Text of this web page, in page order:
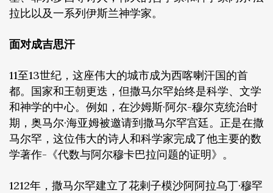
拉比以及一系列伊斯兰神学家。
面对成吉思汗
11至13世纪，这座伟大的城市成为西喀喇汗国的首
都。国家和王朝更迭，但撒马尔罕始终是科学、文学
和神学的中心。例如，在沙姆斯·阿尔-穆尔克统治时
期，奥马尔·海亚姆被邀请到撒马尔罕宫廷。正是在撒
马尔罕，这位伟大的诗人和科学家完成了他主要的数
学著作-《代数与阿尔穆卡巴拉问题的证明》。
1212年，撒马尔罕建立了花剌子模沙阿阿拉乌丁·穆罕